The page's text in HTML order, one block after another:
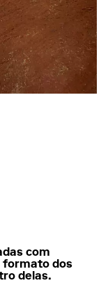
com
formato dos
delas.